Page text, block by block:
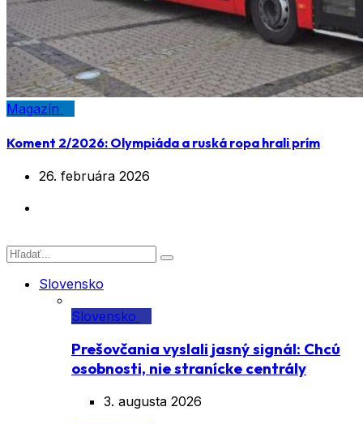
Magazín
Koment 2/2026: Olympiáda a ruská ropa hrali prím
26. februára 2026
Slovensko
Slovensko
Prešovčania vyslali jasný signál: Chcú
osobnosti, nie stranícke centrály
3. augusta 2026